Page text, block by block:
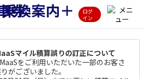
ログ
イン
マイル積算誤りの訂正について
をご利用いただいた一部のお客さ
がございました。